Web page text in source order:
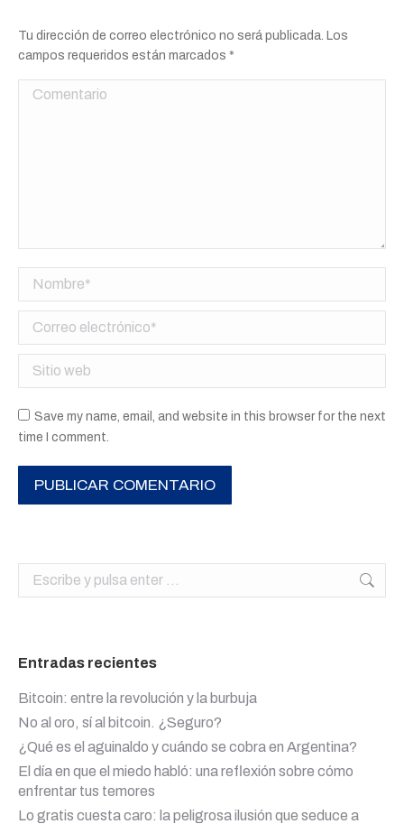
Tu dirección de correo electrónico no será publicada. Los
campos requeridos están marcados *
Comentario
Nombre *
Correo electrónico *
Sitio web
Save my name, email, and website in this browser for the next
time I comment.
PUBLICAR COMENTARIO
Buscar:
Entradas recientes
Bitcoin: entre la revolución y la burbuja
No al oro, sí al bitcoin. ¿Seguro?
¿Qué es el aguinaldo y cuándo se cobra en Argentina?
El día en que el miedo habló: una reflexión sobre cómo
enfrentar tus temores
Lo gratis cuesta caro: la peligrosa ilusión que seduce a